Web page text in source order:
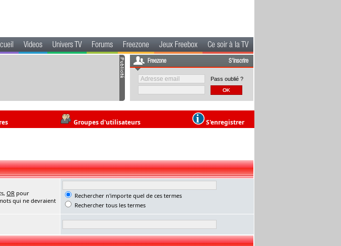
Videos Univers TV Forums Freezone Jeux Freebox Ce soir à la TV
Freezone S'inscrire
Pass oublié ?
Groupes d'utilisateurs S'enregistrer
OR pour
qui ne devraient
Rechercher n'importe quel de ces termes
Rechercher tous les termes